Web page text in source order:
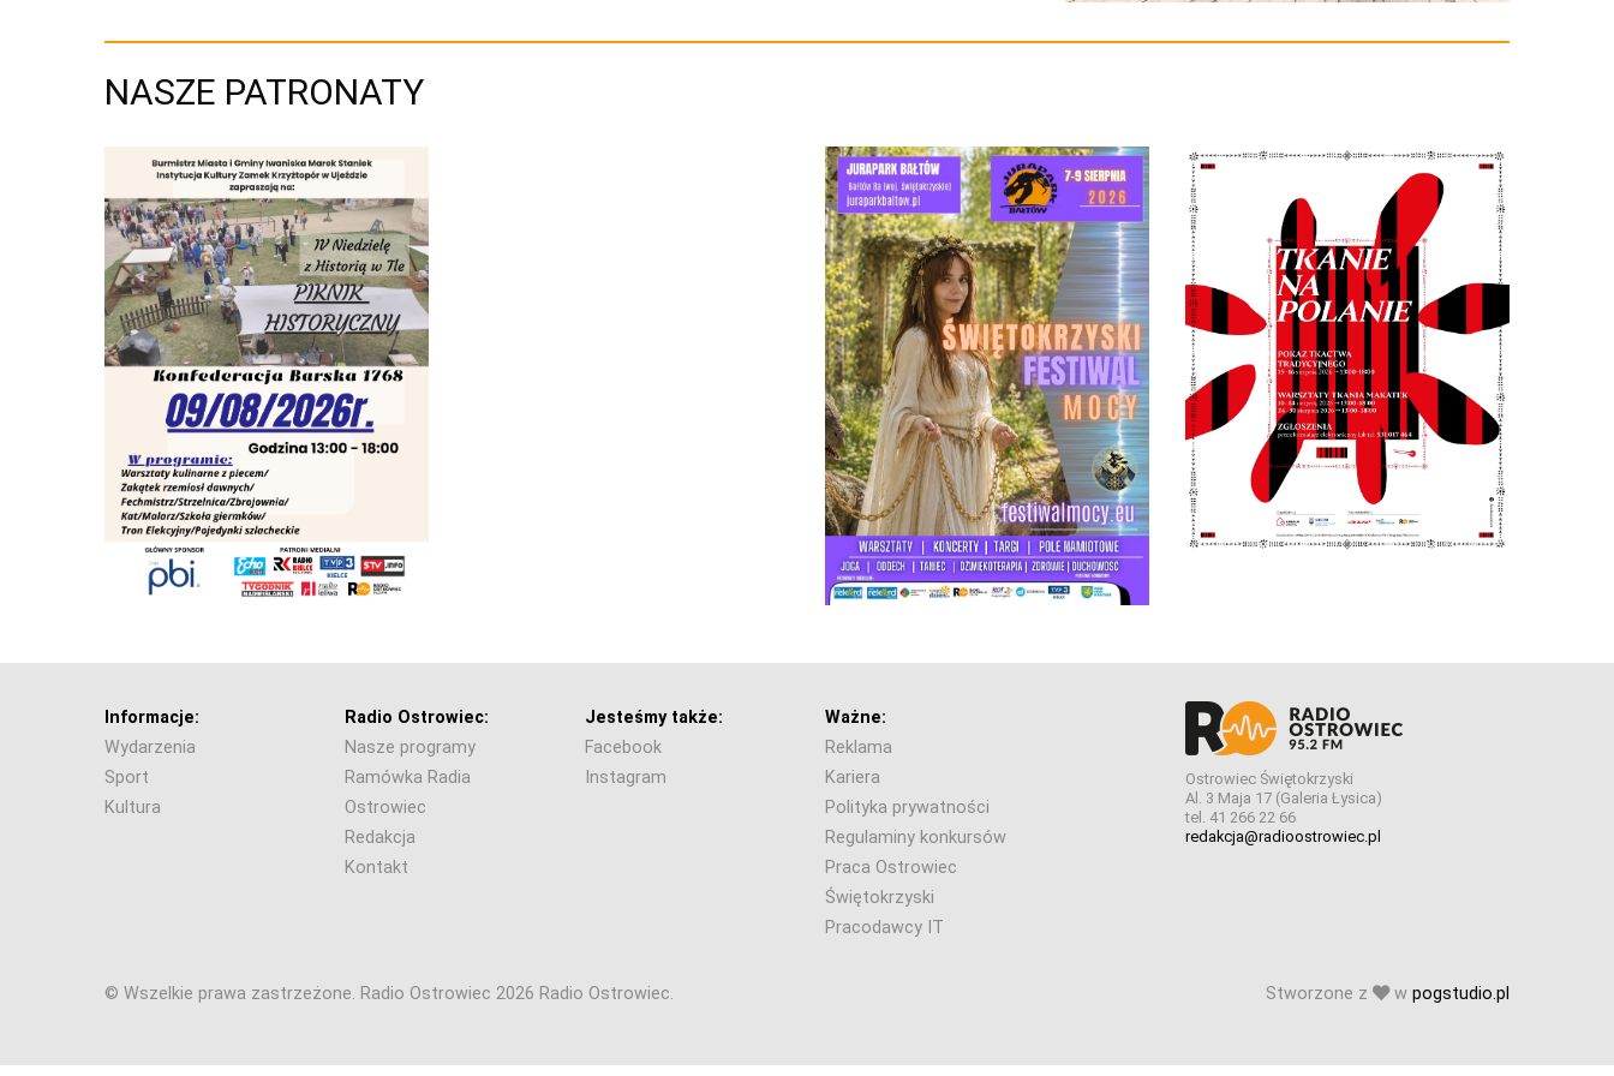
NASZE PATRONATY
Informacje:
Wydarzenia
Sport
Kultura
Radio Ostrowiec:
Nasze programy
Ramówka Radia
Ostrowiec
Redakcja
Kontakt
Jesteśmy także:
Facebook
Instagram
Ważne:
Reklama
Kariera
Polityka prywatności
Regulaminy konkursów
Praca Ostrowiec
Świętokrzyski
Pracodawcy IT
Ostrowiec Świętokrzyski
Al. 3 Maja 17 (Galeria Łysica)
tel. 41 266 22 66
redakcja@radioostrowiec.pl
© Wszelkie prawa zastrzeżone. Radio Ostrowiec 2026 Radio Ostrowiec. Stworzone z w pogstudio.pl